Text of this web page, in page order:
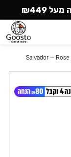
Salvador —
₪449